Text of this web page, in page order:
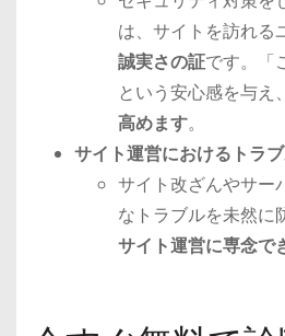
は、サイトを訪れる
誠実さの証です。「
という安心感を与え、
高めます。
サイト運営におけるトラ
サイト改ざんやサー
なトラブルを未然に
サイト運営に専念で